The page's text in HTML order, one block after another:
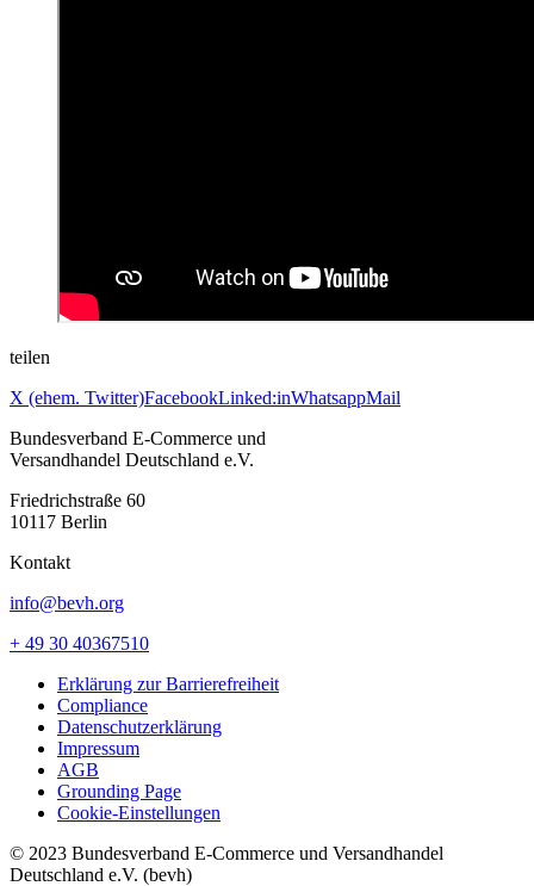
teilen
X (ehem. Twitter)FacebookLinked:inWhatsappMail
Bundesverband E-Commerce und
Versandhandel Deutschland e.V.
Friedrichstraße 60
10117 Berlin
Kontakt
info@bevh.org
+ 49 30 40367510
Erklärung zur Barrierefreiheit
Compliance
Datenschutzerklärung
Impressum
AGB
Grounding Page
Cookie-Einstellungen
© 2023 Bundesverband E-Commerce und Versandhandel
Deutschland e.V. (bevh)